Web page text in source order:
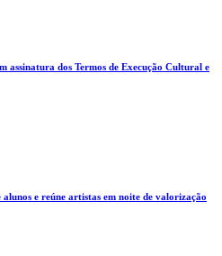
assinatura dos Termos de Execução Cultural e
e reúne artistas em noite de valorização